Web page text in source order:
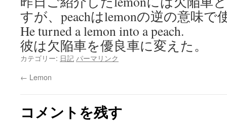
すが、peachはlemonの逆の意味で
He turned a lemon into a peach.
彼は欠陥車を優良車に変えた。
カテゴリー: 日記 パーマリンク
← Lemon
コメントを残す